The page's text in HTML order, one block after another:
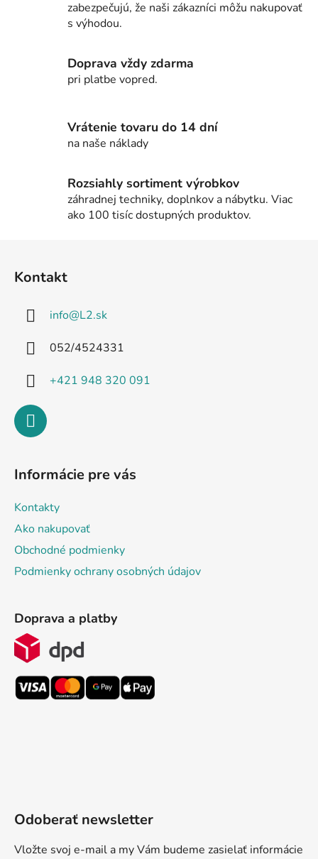
zabezpečujú, že naši zákazníci môžu nakupovať
s výhodou.
Doprava vždy zdarma
pri platbe vopred.
Vrátenie tovaru do 14 dní
na naše náklady
Rozsiahly sortiment výrobkov
záhradnej techniky, doplnkov a nábytku. Viac
ako 100 tisíc dostupných produktov.
Kontakt
info@L2.sk
052/4524331
+421 948 320 091
Informácie pre vás
Kontakty
Ako nakupovať
Obchodné podmienky
Podmienky ochrany osobných údajov
Doprava a platby
Odoberať newsletter
Vložte svoj e-mail a my Vám budeme zasielať informácie